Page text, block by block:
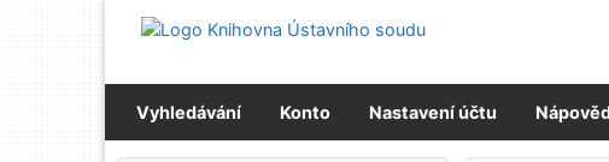
Přejít na menu
Vyhledávání Konto Nastavení účtu